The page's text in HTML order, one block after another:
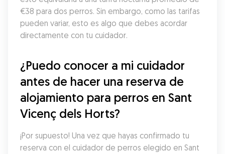
€38 para dos perros. Sin embargo, como las tarifas
pueden variar, esto es algo que debes acordar
directamente con tu cuidador.
¿Puedo conocer a mi cuidador
antes de hacer una reserva de
alojamiento para perros en Sant
Vicenç dels Horts?
¡Por supuesto! Una vez que hayas confirmado tu
reserva con el cuidador de perros elegido en Sant